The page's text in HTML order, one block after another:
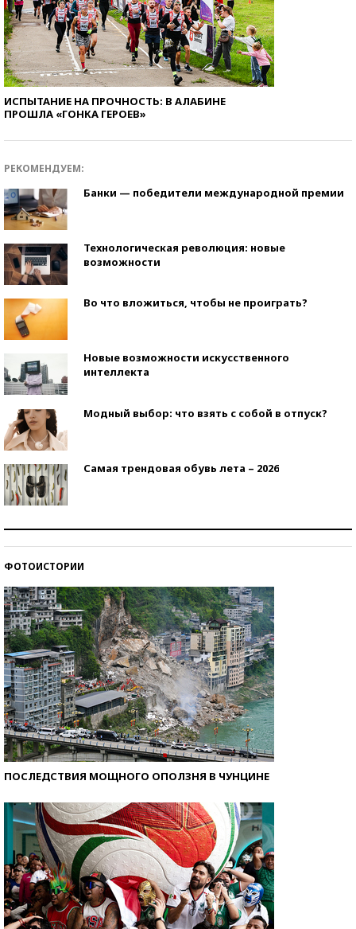
ИСПЫТАНИЕ НА ПРОЧНОСТЬ: В АЛАБИНЕ
ПРОШЛА «ГОНКА ГЕРОЕВ»
РЕКОМЕНДУЕМ:
Банки — победители международной премии
Технологическая революция: новые
возможности
Во что вложиться, чтобы не проиграть?
Новые возможности искусственного
интеллекта
Модный выбор: что взять с собой в отпуск?
Самая трендовая обувь лета – 2026
ФОТОИСТОРИИ
ПОСЛЕДСТВИЯ МОЩНОГО ОПОЛЗНЯ В ЧУНЦИНЕ